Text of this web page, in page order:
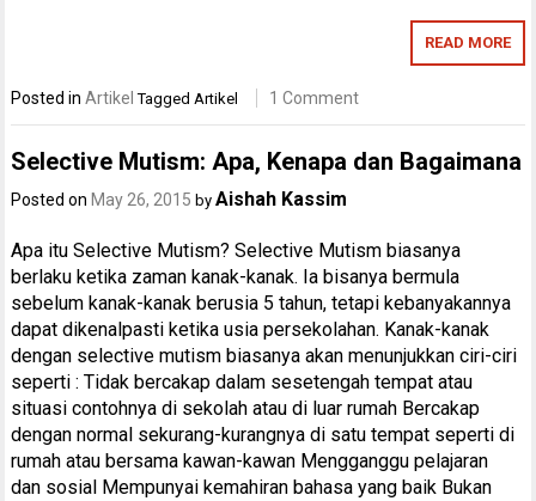
READ MORE
Posted inArtikel Tagged Artikel 1 Comment
Selective Mutism: Apa, Kenapa dan Bagaimana
Posted on May 26, 2015 byAishah Kassim
Apa itu Selective Mutism? Selective Mutism biasanya
berlaku ketika zaman kanak-kanak. Ia bisanya bermula
sebelum kanak-kanak berusia 5 tahun, tetapi kebanyakannya
dapat dikenalpasti ketika usia persekolahan. Kanak-kanak
dengan selective mutism biasanya akan menunjukkan ciri-ciri
seperti : Tidak bercakap dalam sesetengah tempat atau
situasi contohnya di sekolah atau di luar rumah Bercakap
dengan normal sekurang-kurangnya di satu tempat seperti di
rumah atau bersama kawan-kawan Mengganggu pelajaran
dan sosial Mempunyai kemahiran bahasa yang baik Bukan